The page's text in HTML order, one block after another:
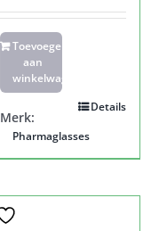
Toevoegen
aan
winkelwagen
Details
Merk:
Pharmaglasses